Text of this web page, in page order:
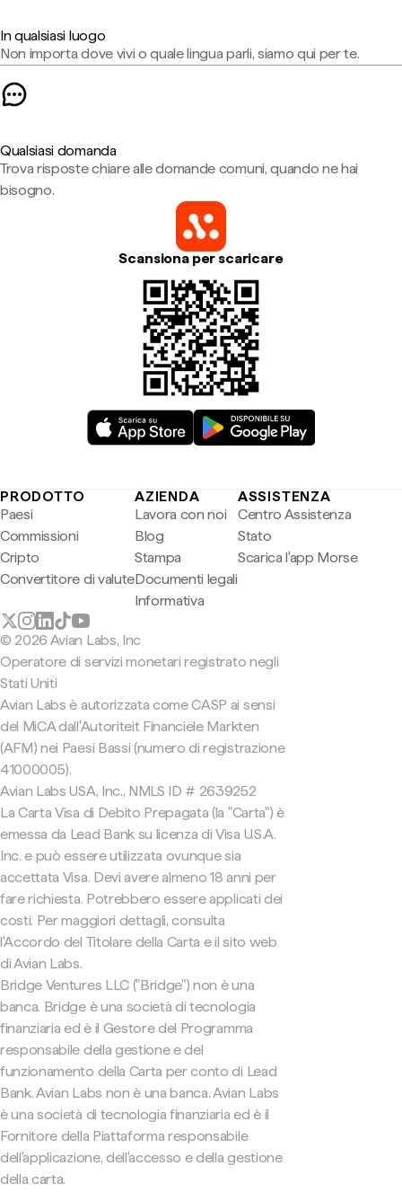
In qualsiasi luogo
Non importa dove vivi o quale lingua parli, siamo qui per te.
Qualsiasi domanda
Trova risposte chiare alle domande comuni, quando ne hai
bisogno.
Scansiona per scaricare
PRODOTTO
Paesi
Commissioni
Cripto
Convertitore di valute
AZIENDA
Lavora con noi
Blog
Stampa
Documenti legali
Informativa
ASSISTENZA
Centro Assistenza
Stato
Scarica l'app Morse
© 2026 Avian Labs, Inc
Operatore di servizi monetari registrato negli
Stati Uniti
Avian Labs è autorizzata come CASP ai sensi
del MiCA dall'Autoriteit Financiële Markten
(AFM) nei Paesi Bassi (numero di registrazione
41000005).
Avian Labs USA, Inc., NMLS ID # 2639252
La Carta Visa di Debito Prepagata (la "Carta") è
emessa da Lead Bank su licenza di Visa U.S.A.
Inc. e può essere utilizzata ovunque sia
accettata Visa. Devi avere almeno 18 anni per
fare richiesta. Potrebbero essere applicati dei
costi. Per maggiori dettagli, consulta
l'Accordo del Titolare della Carta e il sito web
di Avian Labs.
Bridge Ventures LLC ("Bridge") non è una
banca. Bridge è una società di tecnologia
finanziaria ed è il Gestore del Programma
responsabile della gestione e del
funzionamento della Carta per conto di Lead
Bank. Avian Labs non è una banca. Avian Labs
è una società di tecnologia finanziaria ed è il
Fornitore della Piattaforma responsabile
dell'applicazione, dell'accesso e della gestione
della carta.